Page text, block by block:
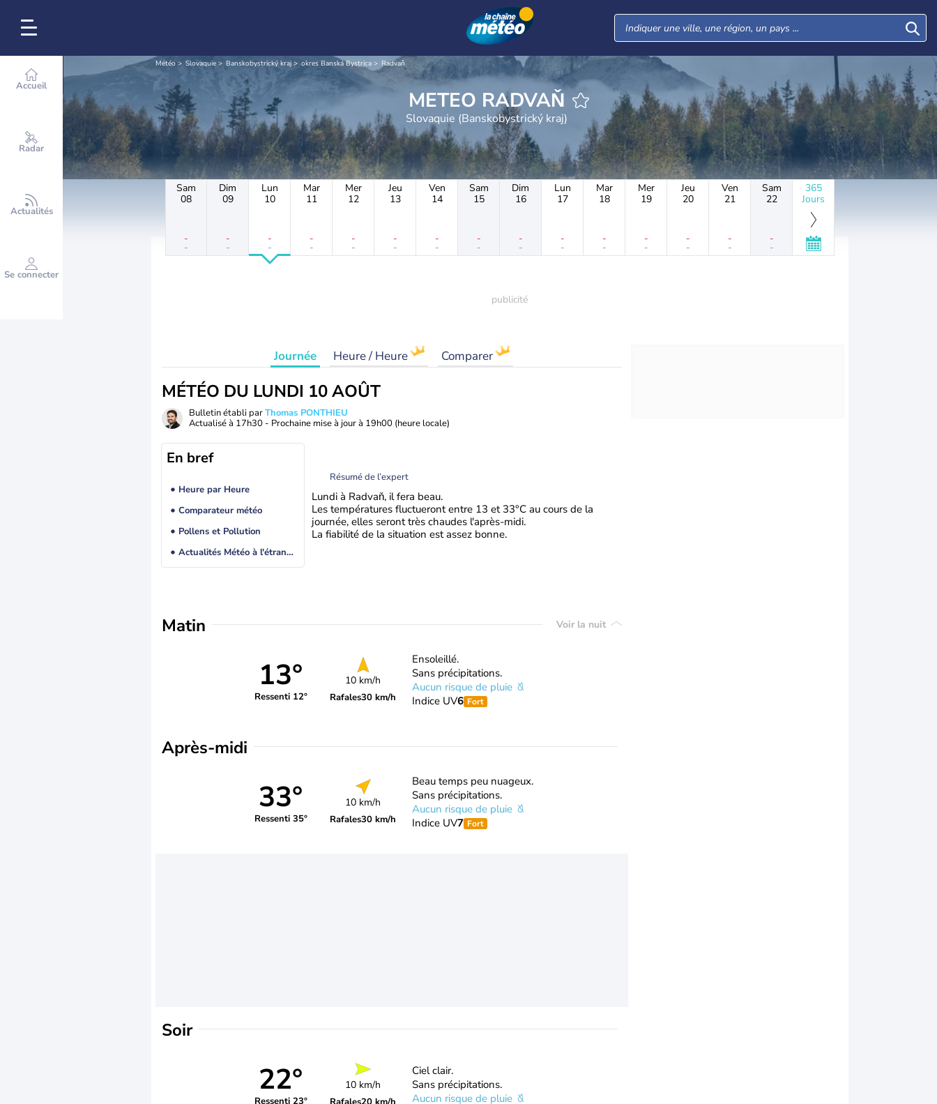
Accueil
Radar
Actualités
Se connecter
Météo Slovaquie Banskobystrický kraj okres Banská Bystrica Radvaň
METEO RADVAŇ
Slovaquie (Banskobystrický kraj)
Sam
08
-
-
Dim
09
-
-
Lun
10
-
-
Mar
11
-
-
Mer
12
-
-
Jeu
13
-
-
Ven
14
-
-
Sam
15
-
-
Dim
16
-
-
Lun
17
-
-
Mar
18
-
-
Mer
19
-
-
Jeu
20
-
-
Ven
21
-
-
Sam
22
-
-
365
Jours
Journée Heure / Heure Comparer
MÉTÉO DU LUNDI 10 AOÛT
Bulletin établi parThomas PONTHIEU
Actualisé à 17h30 - Prochaine mise à jour à 19h00 (heure locale)
En bref
Heure par Heure
Comparateur météo
Pollens et Pollution
Actualités Météo à l'étranger
Résumé de l’expert
Lundi à Radvaň, il fera beau.
Les températures fluctueront entre 13 et 33°C au cours de la
journée, elles seront très chaudes l'après-midi.
La fiabilité de la situation est assez bonne.
Matin Voir la nuit
13°
Ressenti 12°
10 km/h
Rafales30 km/h
Ensoleillé.
Sans précipitations.
Aucun risque de pluie
Indice UV6 Fort
Après-midi
33°
Ressenti 35°
10 km/h
Rafales30 km/h
Beau temps peu nuageux.
Sans précipitations.
Aucun risque de pluie
Indice UV7 Fort
Soir
22°
Ressenti 23°
10 km/h
Ciel clair.
Sans précipitations.
Aucun risque de pluie